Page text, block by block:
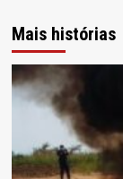
Mais histórias